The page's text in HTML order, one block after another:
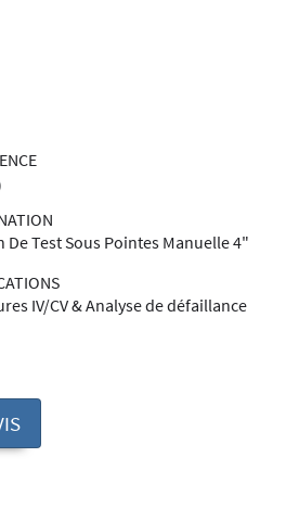
De Test Sous Pointes Manuelle 4"
IV/CV & Analyse de défaillance